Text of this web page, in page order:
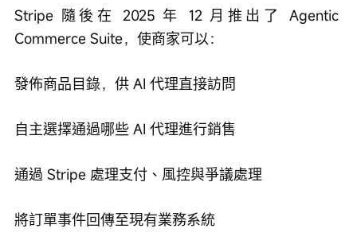
Stripe 隨後在 2025 年 12 月推出了 Agentic
Commerce Suite，使商家可以：
發佈商品目錄，供 AI 代理直接訪問
自主選擇通過哪些 AI 代理進行銷售
通過 Stripe 處理支付、風控與爭議處理
將訂單事件回傳至現有業務系統